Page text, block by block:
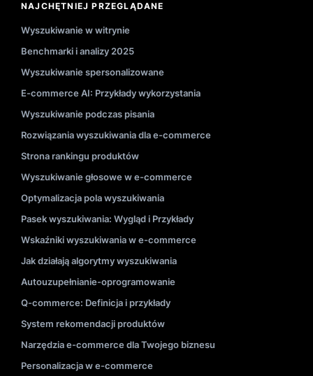
NAJCHĘTNIEJ PRZEGLĄDANE
Wyszukiwanie w witrynie
Benchmarki i analizy 2025
Wyszukiwanie spersonalizowane
E-commerce AI: Przykłady wykorzystania
Wyszukiwanie podczas pisania
Rozwiązania wyszukiwania dla e-commerce
Strona rankingu produktów
Wyszukiwanie głosowe w e-commerce
Optymalizacja pola wyszukiwania
Pasek wyszukiwania: Wygląd i Przykłady
Wskaźniki wyszukiwania w e-commerce
Jak działają algorytmy wyszukiwania
Autouzupełnianie-oprogramowanie
Q-commerce: Definicja i przykłady
System rekomendacji produktów
Narzędzia e-commerce dla Twojego biznesu
Personalizacja w e-commerce